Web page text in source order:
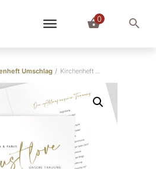
0
Umschlag / Kirchenheft Umschlag “Boho Lettering”